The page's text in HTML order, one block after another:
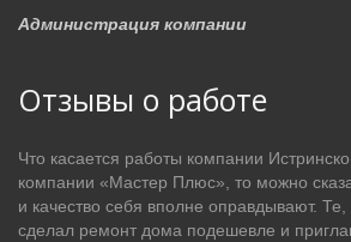
Администрация компании
Отзывы о работе
Что касается работы компании
компании «Мастер Плюс», то можно
и качество себя вполне оправдывают.
сделал ремонт дома подешевле и